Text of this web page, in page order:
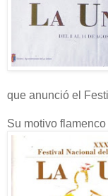
que anunció el
Su motivo